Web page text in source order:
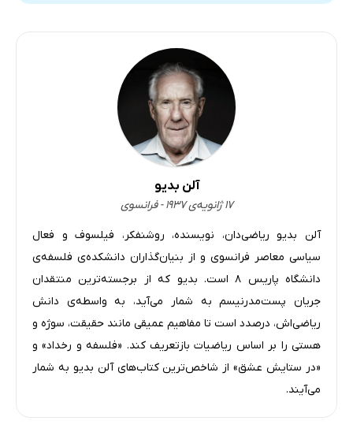
آلن بدیو
۱۷ ژانویه‌ی ۱۹۳۷ - فرانسوی
آلن بدیو ریاضی‌دان، نویسنده، روشنفکر، فیلسوف و فعال
سیاسی معاصر فرانسوی و از بنیان‌گذاران دانشکده‌ی فلسفه‌ی
دانشگاه پاریس ۸ است. بدیو که از برجسته‌ترین منتقدان
جریان پست‌مدرنیسم به شمار می‌آید، به واسطه‌ی دانش
ریاضی‌اش، درصدد است تا مفاهیم عمیقی مانند حقیقت، سوژه و
هستی را بر اساس ریاضیات بازتعریف کند. «فلسفه و رخداد» و
«در ستایش عشق» از شاخص‌ترین کتاب‌های آلن بدیو به شمار
می‌آیند.